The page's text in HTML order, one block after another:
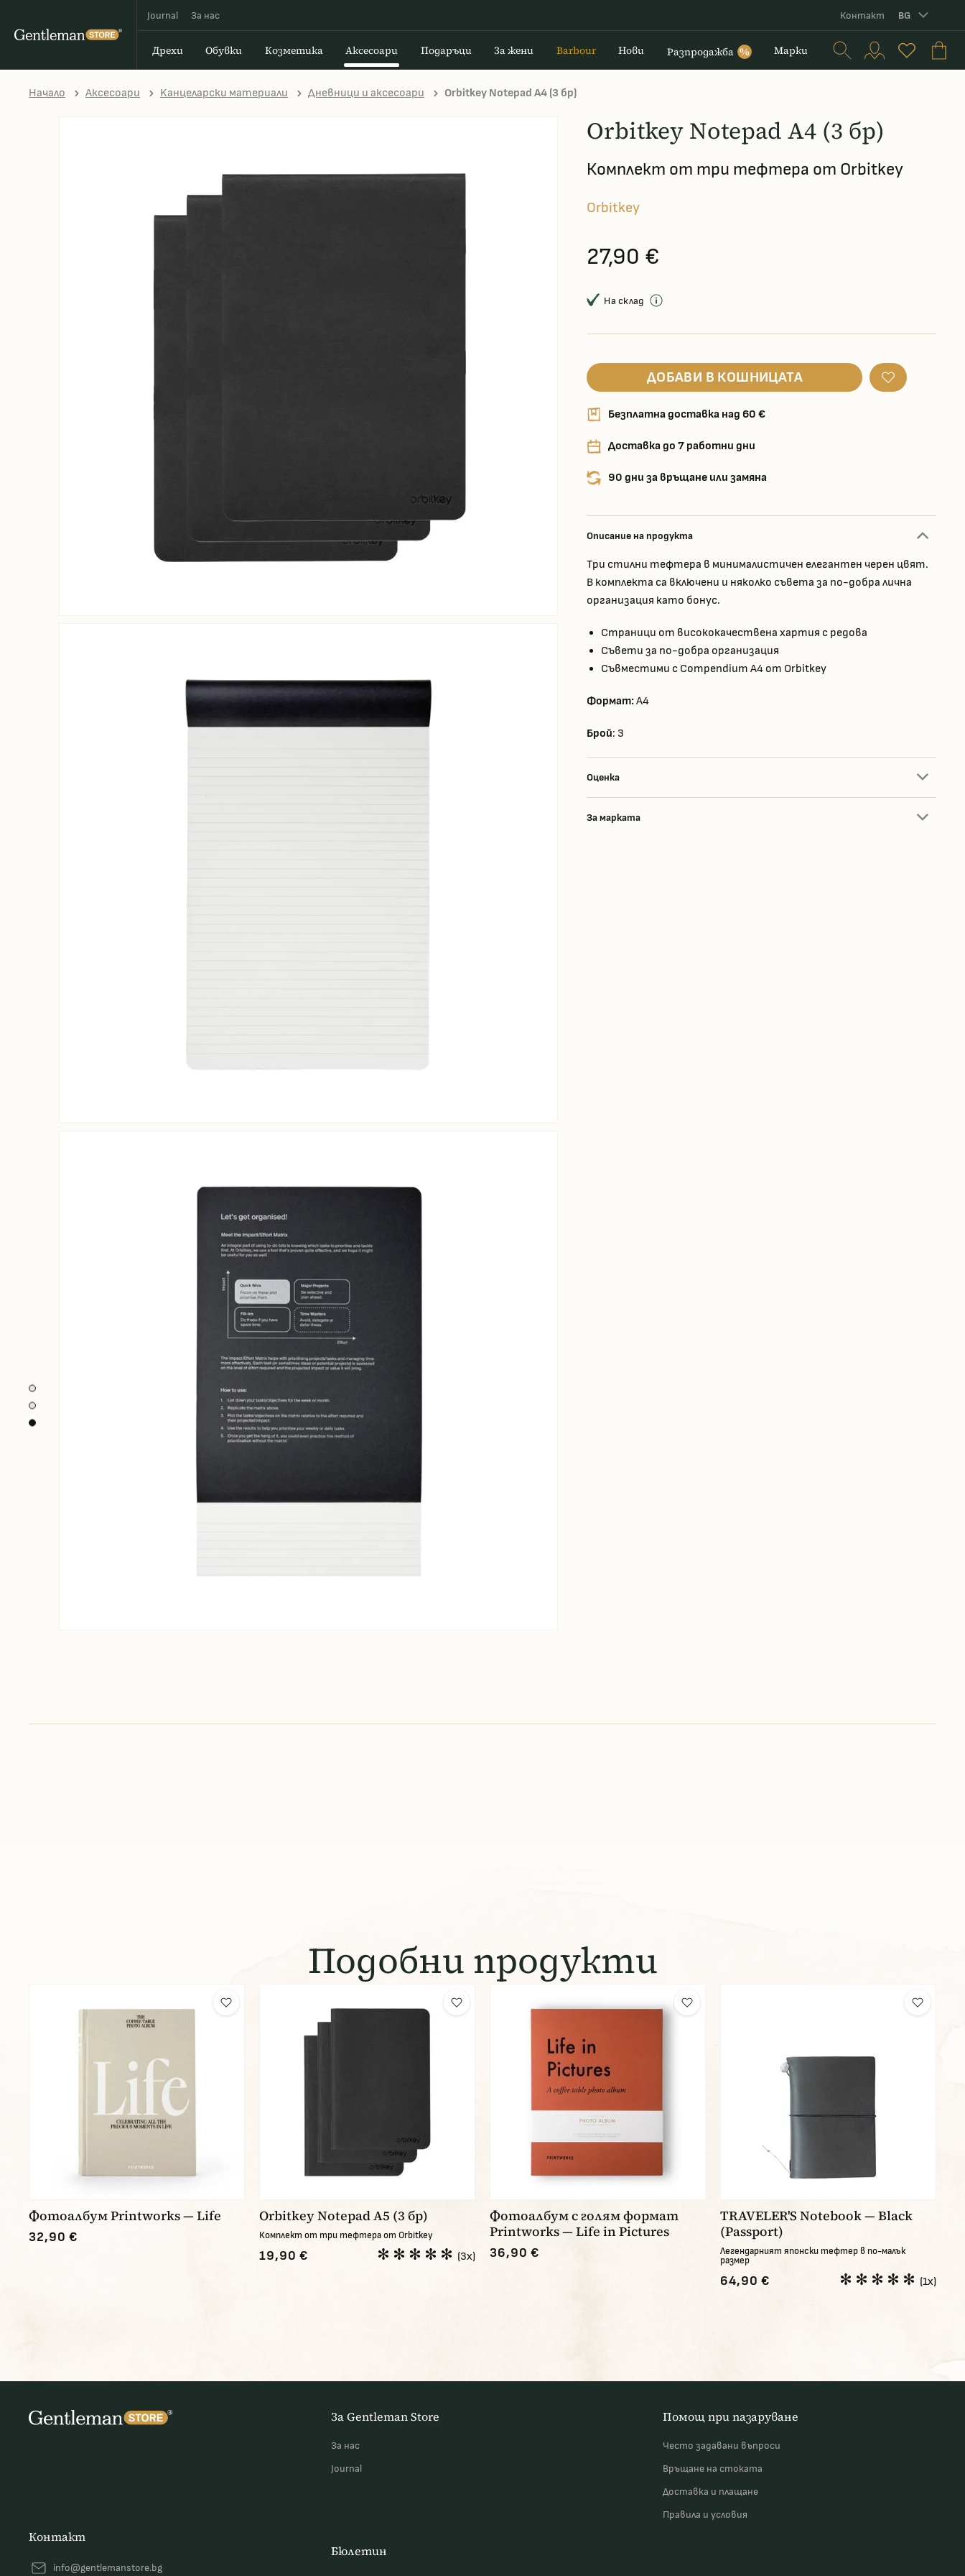
Journal За наc Контакт BG
Дрехи Обувки Козметика Аксесоари Подаръци За жени Barbour Нови Разпродажба % Марки
Начало Аксесоари Kанцеларски материали Дневници и аксесоари Orbitkey Notepad A4 (3 бр)
Orbitkey Notepad A4 (3 бр)
Комплект от три тефтера от Orbitkey
Orbitkey
27,90 €
На склад
ДОБАВИ В КОШНИЦАТА
Безплатна доставка над 60 €
Доставка до 7 работни дни
90 дни за връщане или замяна
Описание на продукта
Три стилни тефтера в минималистичен елегантен черен цвят.
В комплекта са включени и няколко съвета за по-добра лична
организация като бонус.
Страници от висококачествена хартия с редова
Съвети за по-добра организация
Съвместими с Compendium A4 от Orbitkey
Формат:A4
Брой: 3
Оценка
За марката
Подобни продукти
Фотоалбум Printworks — Life
32,90 €
Orbitkey Notepad A5 (3 бр)
Комплект от три тефтера от Orbitkey
19,90 € (3x)
Фотоалбум с голям формат
Printworks — Life in Pictures
36,90 €
TRAVELER'S Notebook — Black
(Passport)
Легендарният японски тефтер в по-малък
размер
64,90 € (1x)
За Gentleman Store
За наc
Journal
Помощ при пазаруване
Често задавани въпроси
Връщане на стоката
Доставка и плащане
Правила и условия
Бюлетин
Контакт
info@gentlemanstore.bg